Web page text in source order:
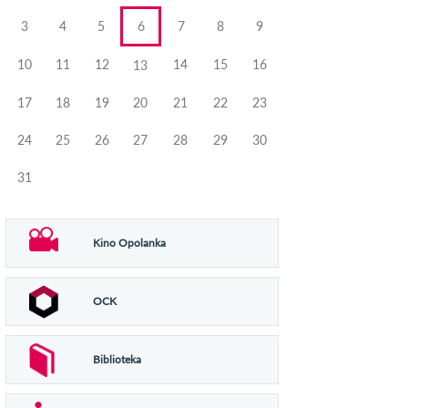
3 4 5 6 7 8 9
10 11 12 13 14 15 16
17 18 19 20 21 22 23
24 25 26 27 28 29 30
31
Kino Opolanka
OCK
Biblioteka